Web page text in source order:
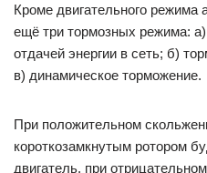
Кроме двигательного режима
ещё три тормозных режима:
отдачей энергии в сеть; б)
в) динамическое торможение.
При положительном
короткозамкнутым ротором
двигатель, при